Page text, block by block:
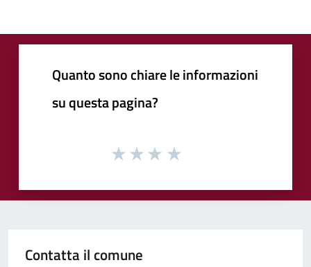
Quanto sono chiare le informazioni
su questa pagina?
Contatta il comune